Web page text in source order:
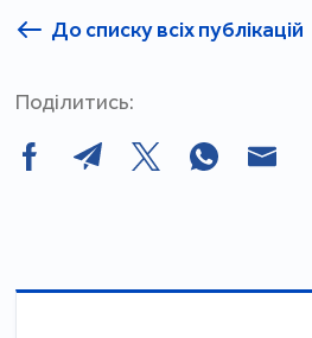
До списку всіх публікацій
Поділитись: